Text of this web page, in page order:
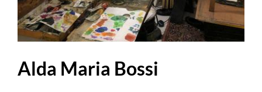
Alda Maria Bossi